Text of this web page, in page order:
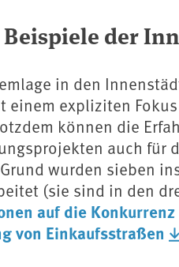
der
in den
einem expliziten
können die
auch für
wurden sieben
(sie sind in den
auf die
von Einkaufsstraßen